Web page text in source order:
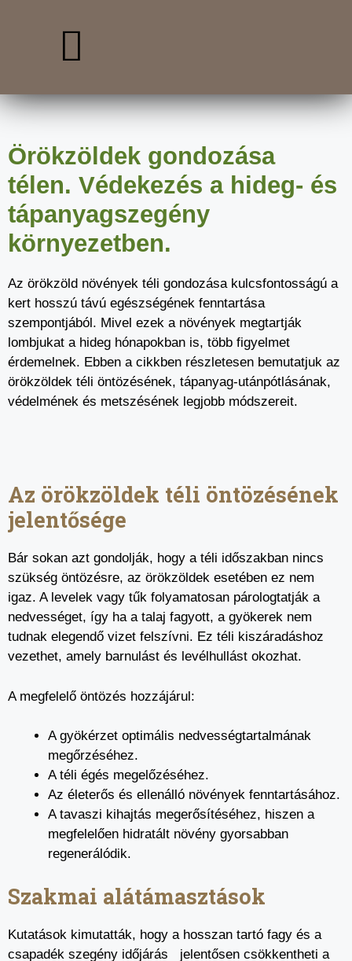
Örökzöldek gondozása
télen. Védekezés a hideg- és
tápanyagszegény
környezetben.
Az örökzöld növények téli gondozása kulcsfontosságú a
kert hosszú távú egészségének fenntartása
szempontjából. Mivel ezek a növények megtartják
lombjukat a hideg hónapokban is, több figyelmet
érdemelnek. Ebben a cikkben részletesen bemutatjuk az
örökzöldek téli öntözésének, tápanyag-utánpótlásának,
védelmének és metszésének legjobb módszereit.
Az örökzöldek téli öntözésének
jelentősége
Bár sokan azt gondolják, hogy a téli időszakban nincs
szükség öntözésre, az örökzöldek esetében ez nem
igaz. A levelek vagy tűk folyamatosan párologtatják a
nedvességet, így ha a talaj fagyott, a gyökerek nem
tudnak elegendő vizet felszívni. Ez téli kiszáradáshoz
vezethet, amely barnulást és levélhullást okozhat.
A megfelelő öntözés hozzájárul:
A gyökérzet optimális nedvességtartalmának
megőrzéséhez.
A téli égés megelőzéséhez.
Az életerős és ellenálló növények fenntartásához.
A tavaszi kihajtás megerősítéséhez, hiszen a
megfelelően hidratált növény gyorsabban
regenerálódik.
Szakmai alátámasztások
Kutatások kimutatták, hogy a hosszan tartó fagy és a
csapadék szegény időjárás jelentősen csökkentheti a